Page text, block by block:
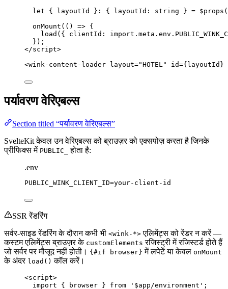
let {
layoutId } : { layoutId : string } = $props
onMount ( () => {
load ({ clientId: import. meta . env .
});
</script>
<wink-content-loader layout="HOTEL " id={ layoutId }
पर्यावरण वेरिएबल्स
Section titled “पर्यावरण वेरिएबल्स”
SvelteKit केवल उन वेरिएबल्स को ब्राउज़र को एक्सपोज़ करता है जिनके
प्रीफिक्स में PUBLIC_
होता है:
.env
PUBLIC_WINK_CLIENT_ID=your-client-id
SSR रेंडरिंग
सर्वर-साइड रेंडरिंग के दौरान कभी भी <wink-*> एलिमेंट्स को रेंडर न करें —
कस्टम एलिमेंट्स ब्राउज़र के customElements रजिस्ट्री में रजिस्टर्ड होते हैं
जो सर्वर पर मौजूद नहीं होती। {#if browser} में लपेटें या केवल onMount
के अंदर load() कॉल करें।
<script>
import { browser } from ' $app/environment ' ;